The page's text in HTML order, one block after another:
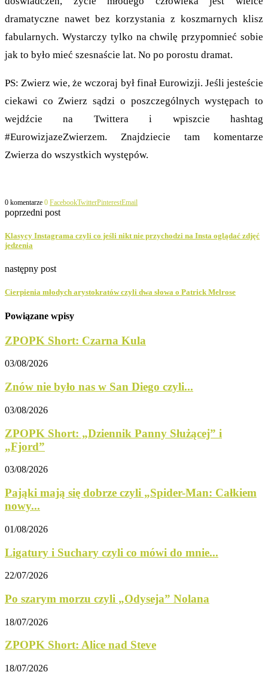
dramatyczne nawet bez korzystania z koszmarnych klisz
fabularnych. Wystarczy tylko na chwilę przypomnieć sobie
jak to było mieć szesnaście lat. No po porostu dramat.
PS: Zwierz wie, że wczoraj był finał Eurowizji. Jeśli jesteście
ciekawi co Zwierz sądzi o poszczególnych występach to
wejdźcie na Twittera i wpiszcie hashtag
#EurowizjazeZwierzem. Znajdziecie tam komentarze
Zwierza do wszystkich występów.
0 komentarze 0 FacebookTwitterPinterestEmail
poprzedni post
Klasycy Instagrama czyli co jeśli nikt nie przychodzi na Insta oglądać zdjęć
jedzenia
następny post
Cierpienia młodych arystokratów czyli dwa słowa o Patrick Melrose
Powiązane wpisy
ZPOPK Short: Czarna Kula
03/08/2026
Znów nie było nas w San Diego czyli...
03/08/2026
ZPOPK Short: „Dziennik Panny Służącej” i
„Fjord”
03/08/2026
Pająki mają się dobrze czyli „Spider-Man: Całkiem
nowy...
01/08/2026
Ligatury i Suchary czyli co mówi do mnie...
22/07/2026
Po szarym morzu czyli „Odyseja” Nolana
18/07/2026
ZPOPK Short: Alice nad Steve
18/07/2026